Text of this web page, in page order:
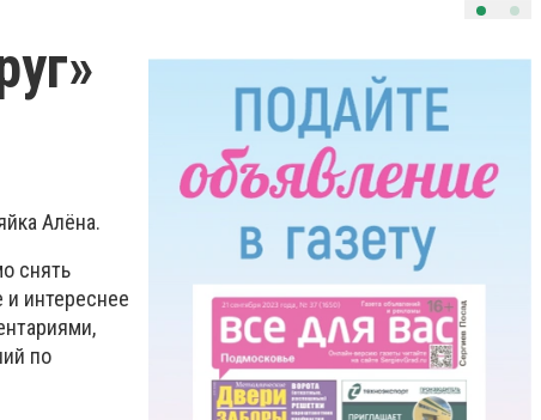
Алёна.
снять
интереснее
по